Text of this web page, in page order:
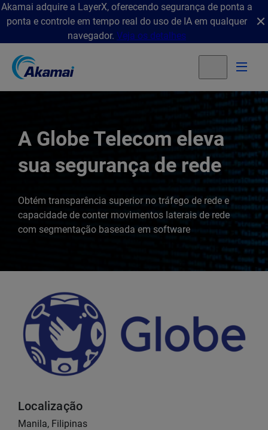
Akamai adquire a LayerX, oferecendo segurança de ponta a
ponta e controle em tempo real do uso de IA em qualquer
navegador. Veja os detalhes
A Globe Telecom eleva
sua segurança de rede
Obtém transparência superior no tráfego de rede e
capacidade de conter movimentos laterais de rede
com segmentação baseada em software
Localização
Manila, Filipinas